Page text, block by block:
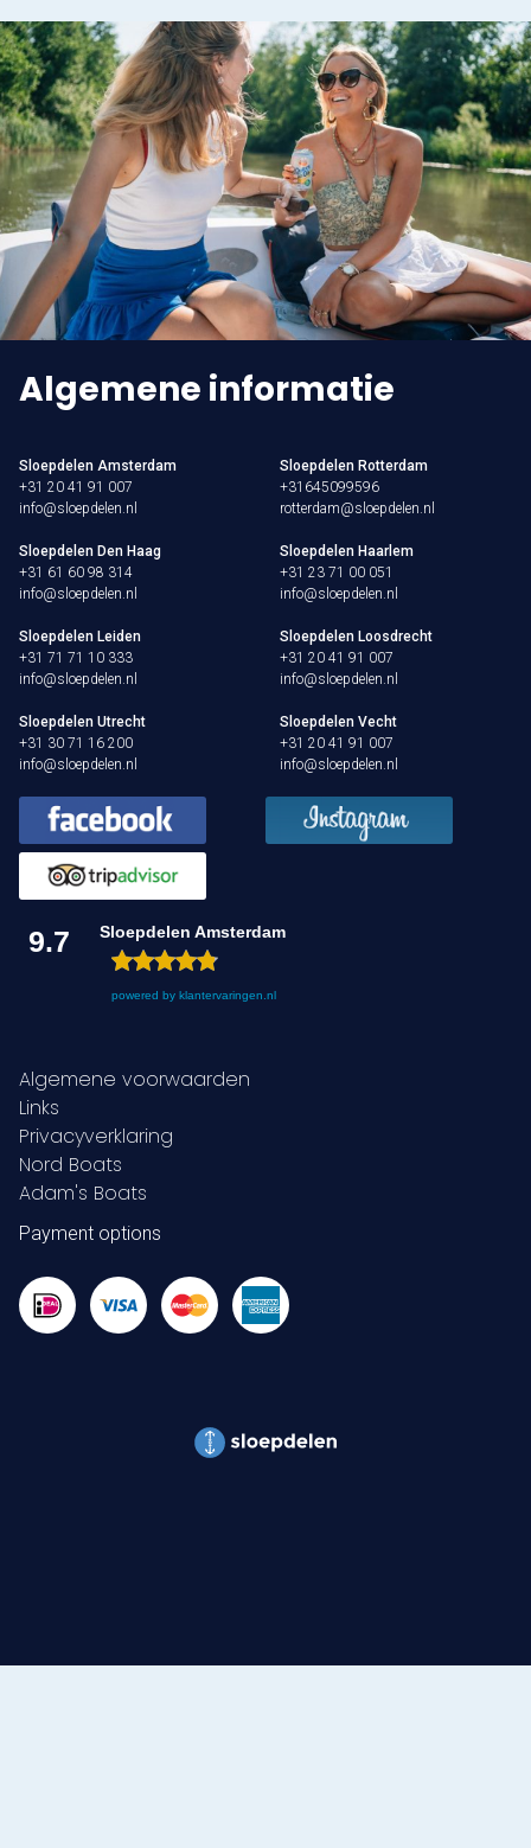
Algemene informatie
Sloepdelen Amsterdam
+31 20 41 91 007
info@sloepdelen.nl
Sloepdelen Rotterdam
+31645099596
rotterdam@sloepdelen.nl
Sloepdelen Den Haag
+31 61 60 98 314
info@sloepdelen.nl
Sloepdelen Haarlem
+31 23 71 00 051
info@sloepdelen.nl
Sloepdelen Leiden
+31 71 71 10 333
info@sloepdelen.nl
Sloepdelen Loosdrecht
+31 20 41 91 007
info@sloepdelen.nl
Sloepdelen Utrecht
+31 30 71 16 200
info@sloepdelen.nl
Sloepdelen Vecht
+31 20 41 91 007
info@sloepdelen.nl
9.7 Sloepdelen Amsterdam
powered by klantervaringen.nl
Algemene voorwaarden
Links
Privacyverklaring
Nord Boats
Adam's Boats
Payment options